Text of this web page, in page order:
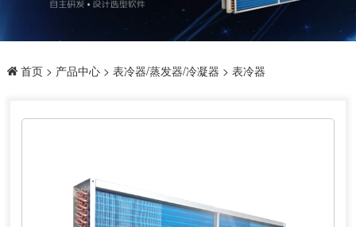
首页> 产品中心> 表冷器/蒸发器/冷凝器 > 表冷器